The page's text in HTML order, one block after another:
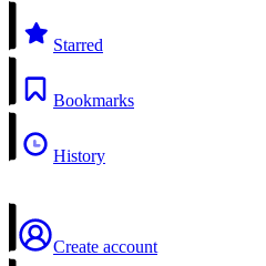
Starred
Bookmarks
History
Create account